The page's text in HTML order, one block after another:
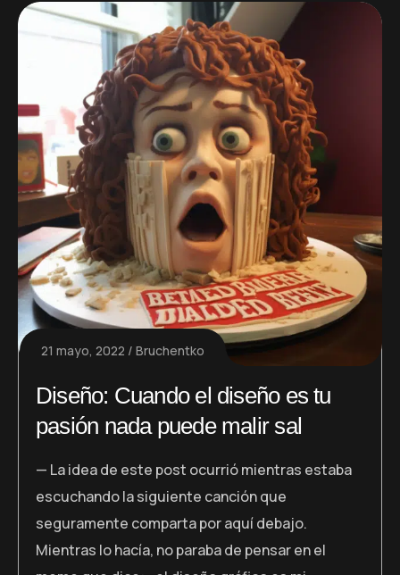
21 mayo, 2022 Bruchentko
Diseño: Cuando el diseño es tu
pasión nada puede malir sal
— La idea de este post ocurrió mientras estaba
escuchando la siguiente canción que
seguramente comparta por aquí debajo.
Mientras lo hacía, no paraba de pensar en el